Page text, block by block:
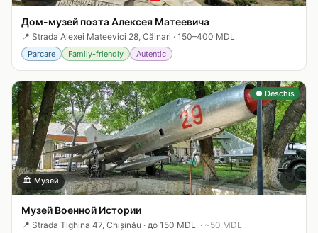
Дом-музей поэта Алексея Матеевича
📍 Strada Alexei Mateevici 28, Căinari · 150–400 MDL
Parcare Family-friendly Autentic
● Deschis
🏛️ Музей 🤍
Музей Военной Истории
📍 Strada Tighina 47, Chișinău · до 150 MDL · ~50 MDL